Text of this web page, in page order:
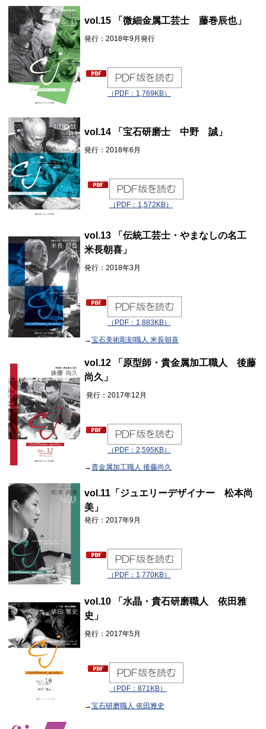
vol.15 「微細金属工芸士 藤巻辰也」
発行：2018年9月発行
（PDF：1,769KB）
vol.14 「 宝石研磨士 中野 誠」
発行：2018年6月
（PDF：1,572KB）
vol.13 「伝統工芸士・やまなしの名工
米長朝喜」
発行：2018年3月
（PDF：1,883KB）
→宝石美術彫刻職人 米長朝喜
vol.12 「原型師・貴金属加工職人 後藤
尚久」
発行：2017年12月
（PDF：2,595KB）
→貴金属加工職人 後藤尚久
vol.11「 ジュエリーデザイナー 松本尚
美」
発行：2017年9月
（PDF：1,770KB）
vol.10 「水晶・貴石研磨職人 依田雅
史」
発行：2017年5月
（PDF：871KB）
→宝石研磨職人 依田雅史